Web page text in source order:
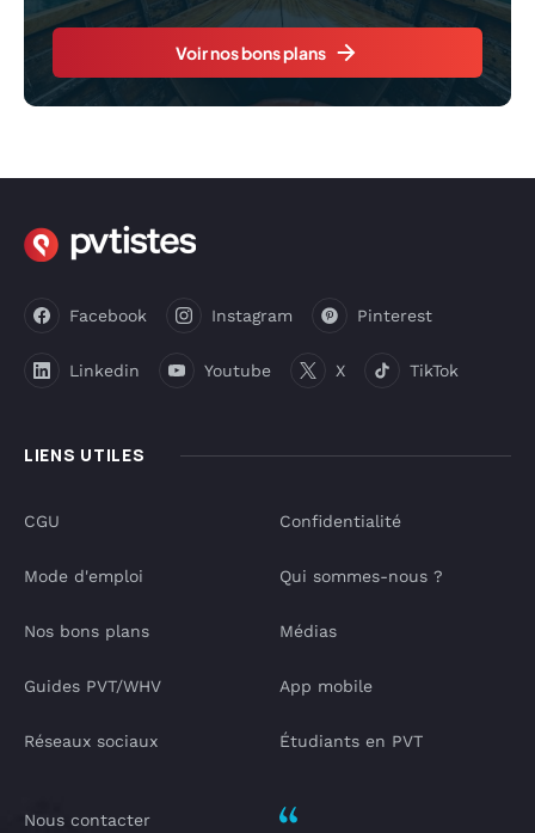
Voir nos bons plans
LIENS UTILES
Facebook Instagram Pinterest
Linkedin Youtube X TikTok
CGU
Mode d'emploi
Nos bons plans
Guides PVT/WHV
Réseaux sociaux
Confidentialité
Qui sommes-nous ?
Médias
App mobile
Étudiants en PVT
Nous contacter